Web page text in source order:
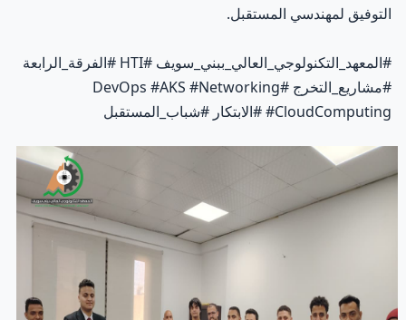
التوفيق لمهندسي المستقبل.
#المعهد_التكنولوجي_العالي_ببني_سويف #HTI #الفرقة_الرابعة
#مشاريع_التخرج #DevOps #AKS #Networking
#CloudComputing #الابتكار #شباب_المستقبل